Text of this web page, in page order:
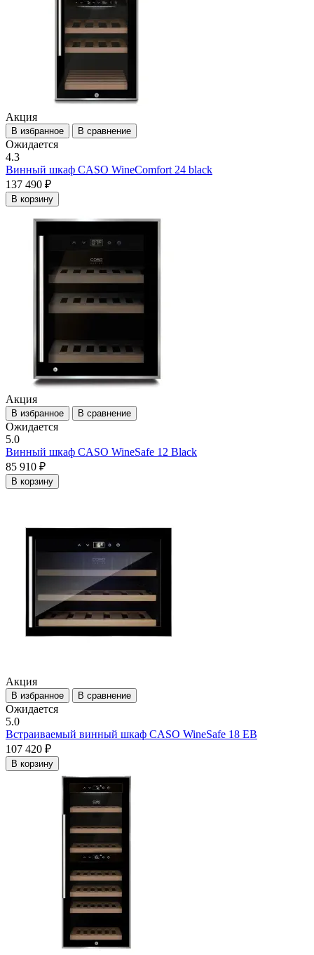
Акция
В избранное В сравнение
Ожидается
4.3
Винный шкаф CASO WineComfort 24 black
137 490 ₽
В корзину
Акция
В избранное В сравнение
Ожидается
5.0
Винный шкаф CASO WineSafe 12 Black
85 910 ₽
В корзину
Акция
В избранное В сравнение
Ожидается
5.0
Встраиваемый винный шкаф CASO WineSafe 18 EB
107 420 ₽
В корзину